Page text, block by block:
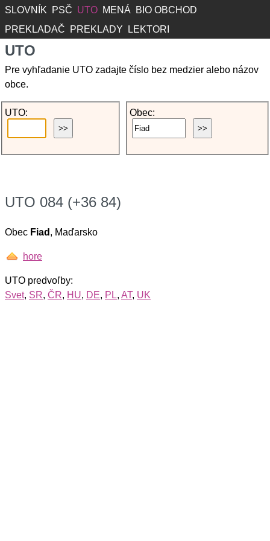
SLOVNÍK PSČ UTO MENÁ
BIO OBCHOD
PREKLADAČ
PREKLADY LEKTORI
UTO
Pre vyhľadanie UTO zadajte číslo bez medzier alebo názov
obce.
UTO: Obec:
UTO 084 (+36 84)
Obec Fiad , Maďarsko
hore
UTO predvoľby:
Svet, SR, ČR, HU, DE, PL, AT, UK